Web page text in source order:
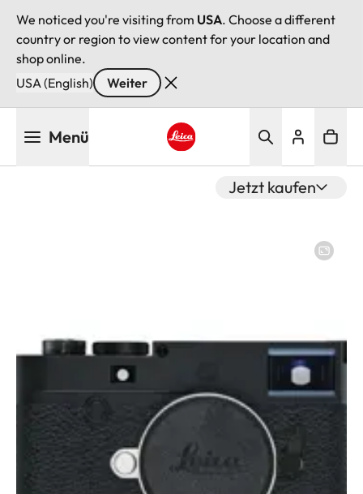
We noticed you're visiting from USA. Choose a different
country or region to view content for your location and
shop online.
USA (English)
Weiter
Menü
Jetzt kaufen